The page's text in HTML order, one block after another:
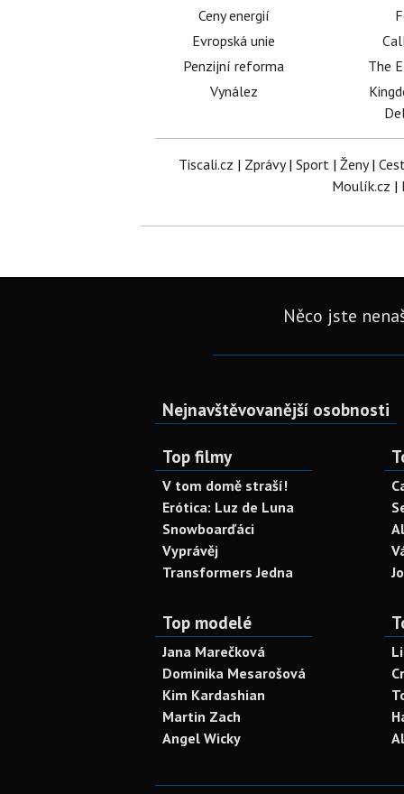
Ceny energií
Evropská unie
Penzijní reforma
Vynález
The
Tiscali.cz | Zprávy| Sport| Ženy|
Moulík.cz |
Něco jste
Nejnavštěvovanější osobnosti
Top filmy
V tom domě straší!
Erótica: Luz de Luna
Snowboarďáci
Vyprávěj
Transformers Jedna
Top modelé
Jana Marečková
Dominika Mesarošová
Kim Kardashian
Martin Zach
Angel Wicky